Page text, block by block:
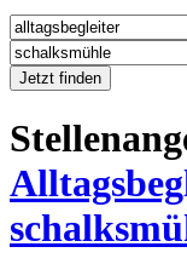
Jetzt finden